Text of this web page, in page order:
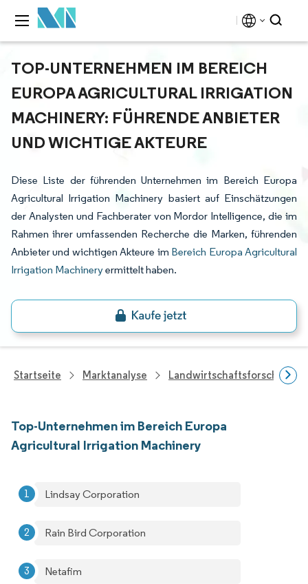
TOP-UNTERNEHMEN IM BEREICH
EUROPA AGRICULTURAL IRRIGATION
MACHINERY: FÜHRENDE ANBIETER
UND WICHTIGE AKTEURE
Diese Liste der führenden Unternehmen im Bereich Europa
Agricultural Irrigation Machinery basiert auf Einschätzungen
der Analysten und Fachberater von Mordor Intelligence, die im
Rahmen ihrer umfassenden Recherche die Marken, führenden
Anbieter und wichtigen Akteure im Bereich Europa Agricultural
Irrigation Machineryermittelt haben.
Startseite Marktanalyse Landwirtschaftsforschung
Top-Unternehmen im Bereich Europa
Agricultural Irrigation Machinery
Lindsay Corporation
Rain Bird Corporation
Netafim